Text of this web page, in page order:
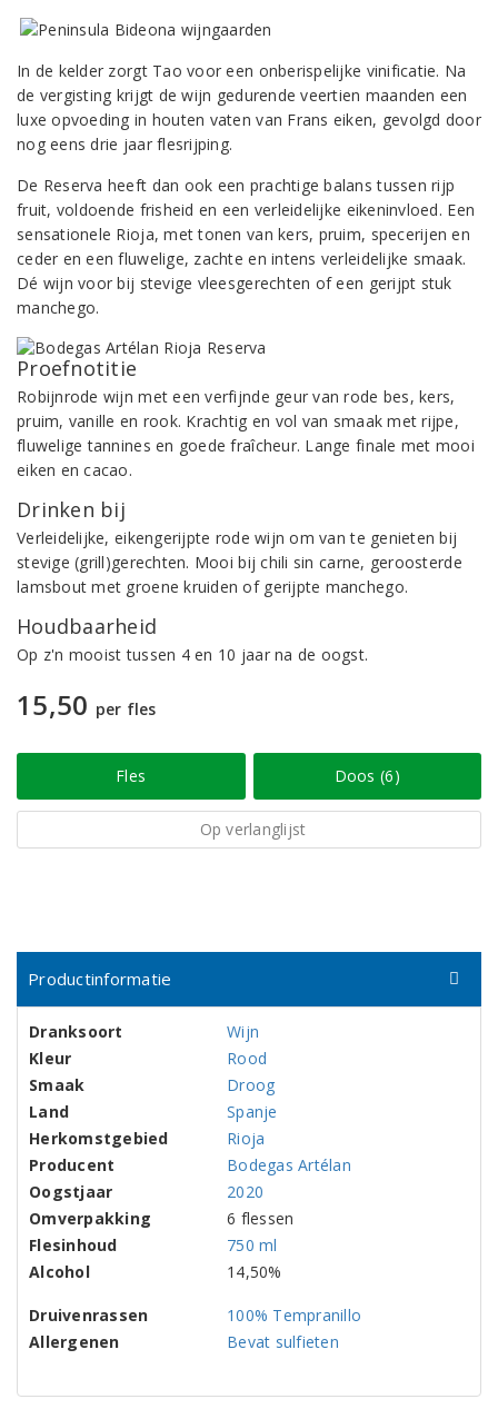
In de kelder zorgt Tao voor een onberispelijke vinificatie. Na
de vergisting krijgt de wijn gedurende veertien maanden een
luxe opvoeding in houten vaten van Frans eiken, gevolgd door
nog eens drie jaar flesrijping.
De Reserva heeft dan ook een prachtige balans tussen rijp
fruit, voldoende frisheid en een verleidelijke eikeninvloed. Een
sensationele Rioja, met tonen van kers, pruim, specerijen en
ceder en een fluwelige, zachte en intens verleidelijke smaak.
Dé wijn voor bij stevige vleesgerechten of een gerijpt stuk
manchego.
Proefnotitie
Robijnrode wijn met een verfijnde geur van rode bes, kers,
pruim, vanille en rook. Krachtig en vol van smaak met rijpe,
fluwelige tannines en goede fraîcheur. Lange finale met mooi
eiken en cacao.
Drinken bij
Verleidelijke, eikengerijpte rode wijn om van te genieten bij
stevige (grill)gerechten. Mooi bij chili sin carne, geroosterde
lamsbout met groene kruiden of gerijpte manchego.
Houdbaarheid
Op z'n mooist tussen 4 en 10 jaar na de oogst.
15,50 per fles
Fles Doos (6)
Op verlanglijst
Productinformatie
Dranksoort
Wijn
Kleur
Rood
Smaak
Droog
Land
Spanje
Herkomstgebied
Rioja
Producent
Bodegas Artélan
Oogstjaar
2020
Omverpakking
6 flessen
Flesinhoud
750 ml
Alcohol
14,50%
Druivenrassen
100% Tempranillo
Allergenen
Bevat sulfieten